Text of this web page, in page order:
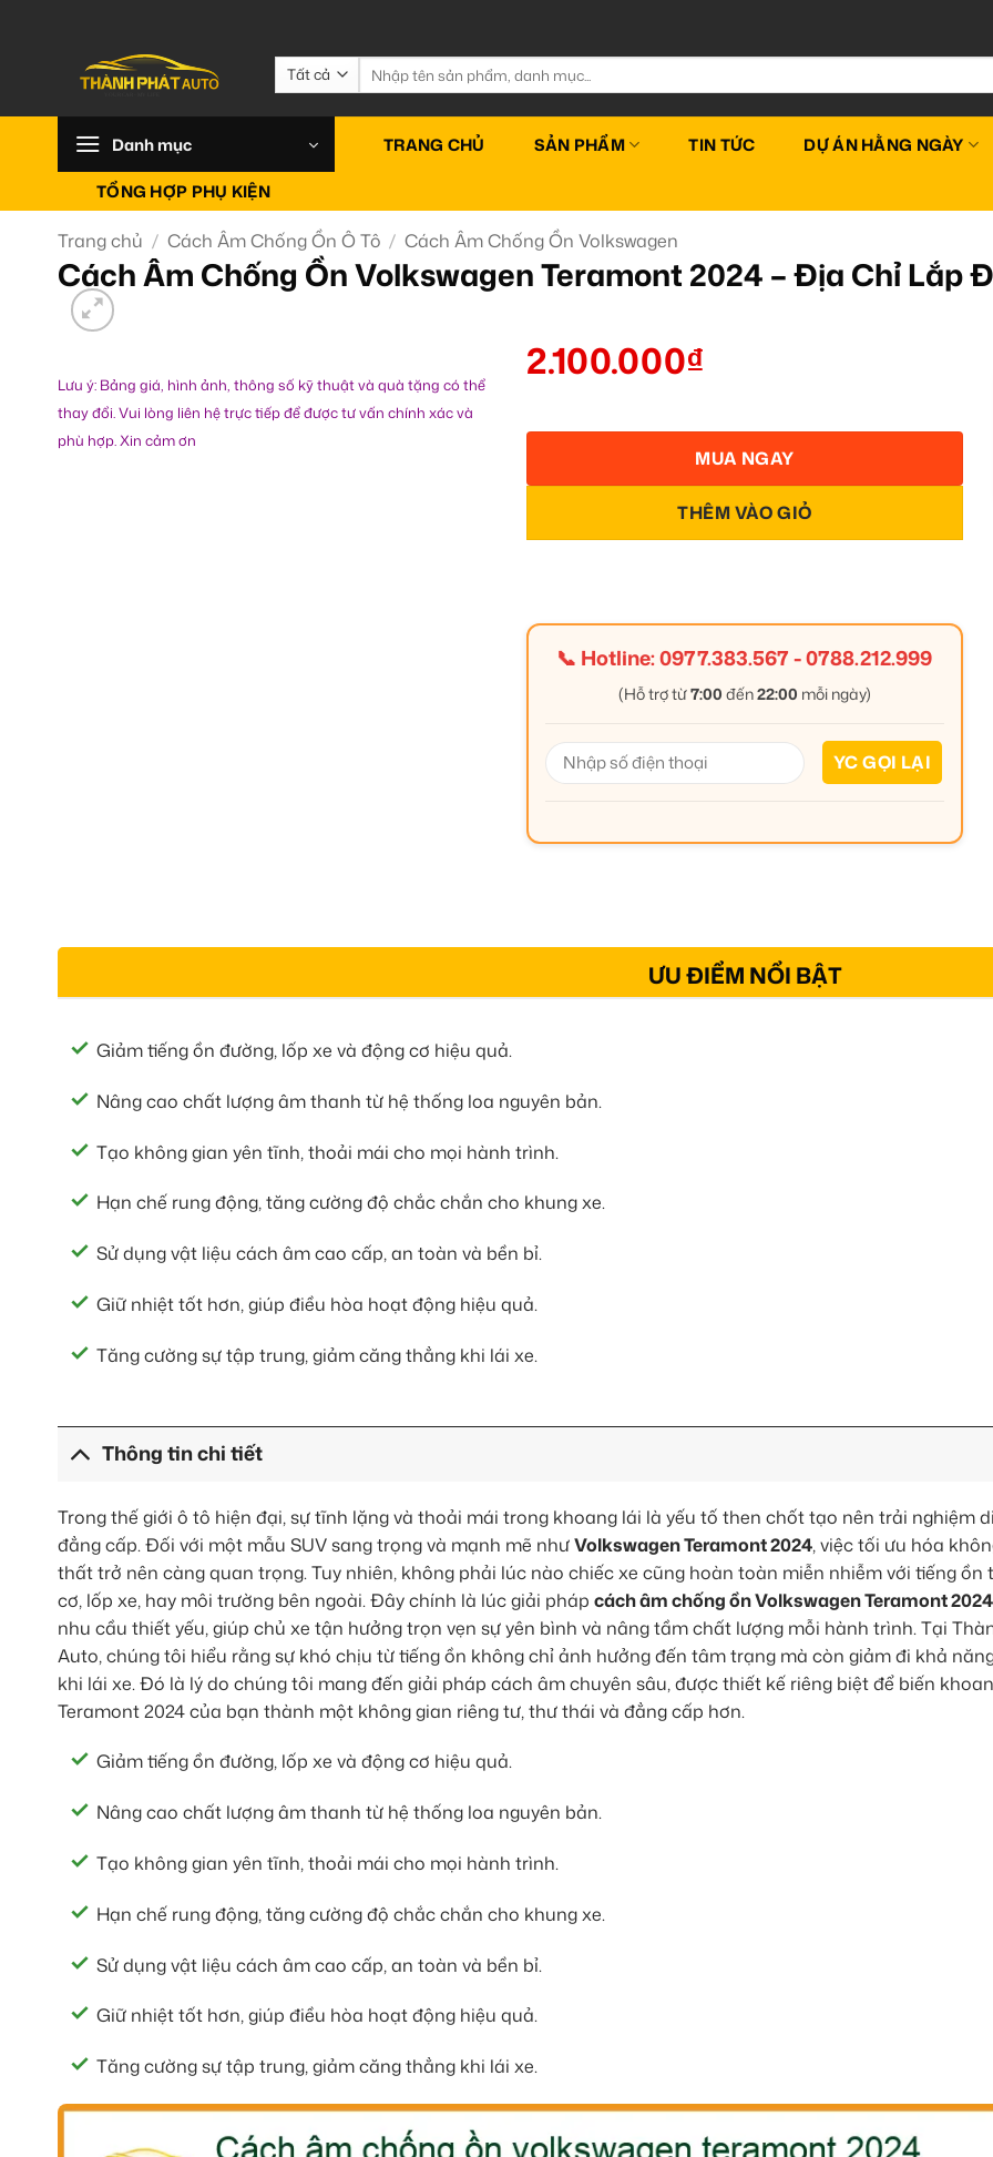
Tìm
kiếm:
Danh mục TRANG CHỦ SẢN PHẨM TIN TỨC DỰ ÁN HẰNG NGÀY
TỔNG HỢP PHỤ KIỆN
Trang chủ / Cách Âm Chống Ồn Ô Tô / Cách Âm Chống Ồn Volkswagen
Cách Âm Chống Ồn Volkswagen Teramont 2024 – Địa Chỉ Lắp
Lưu ý: Bảng giá, hình ảnh, thông số kỹ thuật và quà tặng có thể
thay đổi. Vui lòng liên hệ trực tiếp để được tư vấn chính xác và
phù hợp. Xin cảm ơn
2.100.000₫
THÊM VÀO GIỎ
MUA NGAY
📞 Hotline:0977.383.567-0788.212.999
(Hỗ trợ từ7:00 đến22:00 mỗi ngày)
ƯU ĐIỂM NỔI BẬT
Giảm tiếng ồn đường, lốp xe và động cơ hiệu quả.
Nâng cao chất lượng âm thanh từ hệ thống loa nguyên bản.
Tạo không gian yên tĩnh, thoải mái cho mọi hành trình.
Hạn chế rung động, tăng cường độ chắc chắn cho khung xe.
Sử dụng vật liệu cách âm cao cấp, an toàn và bền bỉ.
Giữ nhiệt tốt hơn, giúp điều hòa hoạt động hiệu quả.
Tăng cường sự tập trung, giảm căng thẳng khi lái xe.
Thông tin chi tiết
Trong thế giới ô tô hiện đại, sự tĩnh lặng và thoải mái trong khoang lái là yếu tố then chốt tạo nên trải nghiệm
đẳng cấp. Đối với một mẫu SUV sang trọng và mạnh mẽ nhưVolkswagen Teramont 2024, việc tối ưu hóa
thất trở nên càng quan trọng. Tuy nhiên, không phải lúc nào chiếc xe cũng hoàn toàn miễn nhiễm với tiếng ồn
cơ, lốp xe, hay môi trường bên ngoài. Đây chính là lúc giải pháp cách âm chống ồn Volkswagen Teramont 2024
nhu cầu thiết yếu, giúp chủ xe tận hưởng trọn vẹn sự yên bình và nâng tầm chất lượng mỗi hành trình. Tại
Auto, chúng tôi hiểu rằng sự khó chịu từ tiếng ồn không chỉ ảnh hưởng đến tâm trạng mà còn giảm đi khả
khi lái xe. Đó là lý do chúng tôi mang đến giải pháp cách âm chuyên sâu, được thiết kế riêng biệt để biến
Teramont 2024 của bạn thành một không gian riêng tư, thư thái và đẳng cấp hơn.
Giảm tiếng ồn đường, lốp xe và động cơ hiệu quả.
Nâng cao chất lượng âm thanh từ hệ thống loa nguyên bản.
Tạo không gian yên tĩnh, thoải mái cho mọi hành trình.
Hạn chế rung động, tăng cường độ chắc chắn cho khung xe.
Sử dụng vật liệu cách âm cao cấp, an toàn và bền bỉ.
Giữ nhiệt tốt hơn, giúp điều hòa hoạt động hiệu quả.
Tăng cường sự tập trung, giảm căng thẳng khi lái xe.